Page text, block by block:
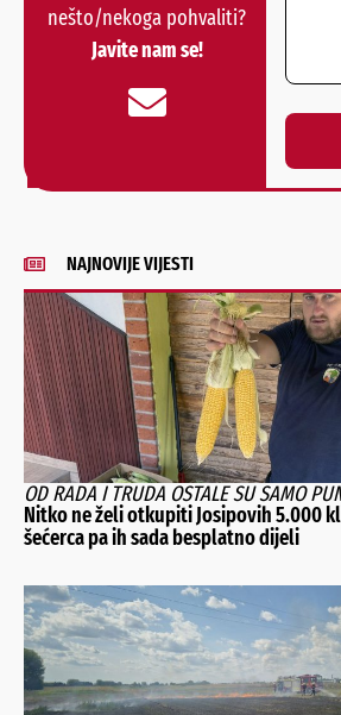
nešto/nekoga pohvaliti?
Javite nam se!
NAJNOVIJE VIJESTI
OD RADA I TRUDA OSTALE SU SAMO
Nitko ne želi otkupiti Josipovih 5.000
šećerca pa ih sada besplatno dijeli